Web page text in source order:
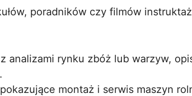
poradników czy filmów
analizami rynku zbóż lub warzyw,
montaż i serwis maszyn